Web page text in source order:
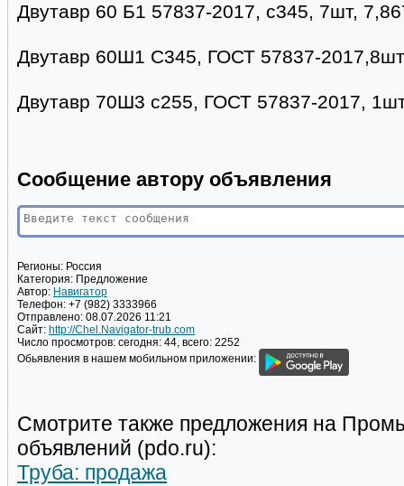
Двутавр 60 Б1 57837-2017, с345, 7шт,
Двутавр 60Ш1 С345, ГОСТ 57837-
Двутавр 70Ш3 с255, ГОСТ 57837-2017,
Сообщение автору объявления
Регионы: Россия
Категория: Предложение
Автор: Навигатор
Телефон: +7 (982) 3333966
Отправлено: 08.07.2026 11:21
Сайт: http://Chel.Navigator-trub.com
Число просмотров: сегодня: 44, всего: 2252
Обьявления в нашем мобильном приложении:
Смотрите также предложения на
объявлений (pdo.ru):
Труба: продажа